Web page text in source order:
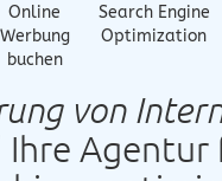
Online
Werbung
buchen
Search Engine
Optimization
von
Ihre Agentur